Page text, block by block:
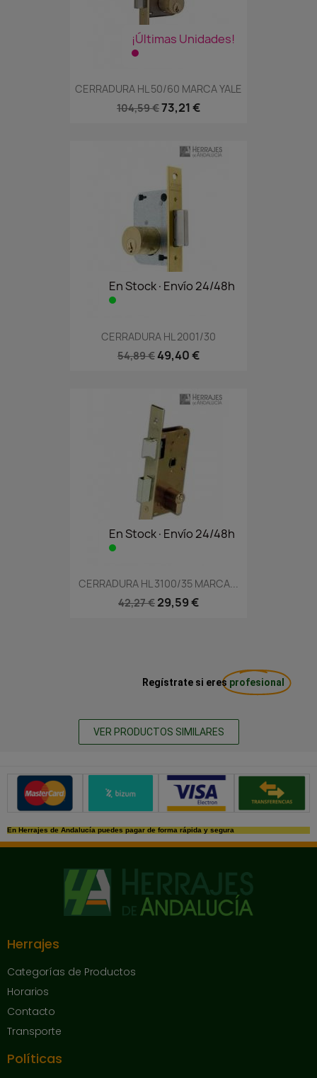
¡Últimas Unidades!
CERRADURA HL 50/60 MARCA YALE
104,59 €73,21 €
En Stock·Envío 24/48h
CERRADURA HL 2001/30
54,89 € 49,40 €
En Stock·Envío 24/48h
CERRADURA HL 3100/35 MARCA...
42,27 € 29,59 €
Regístrate si eres profesional
VER PRODUCTOS SIMILARES
Métodos de pago seguros
En Herrajes de Andalucía puedes pagar de forma rápida y segura
Herrajes
Categorías de Productos
Horarios
Contacto
Transporte
Políticas